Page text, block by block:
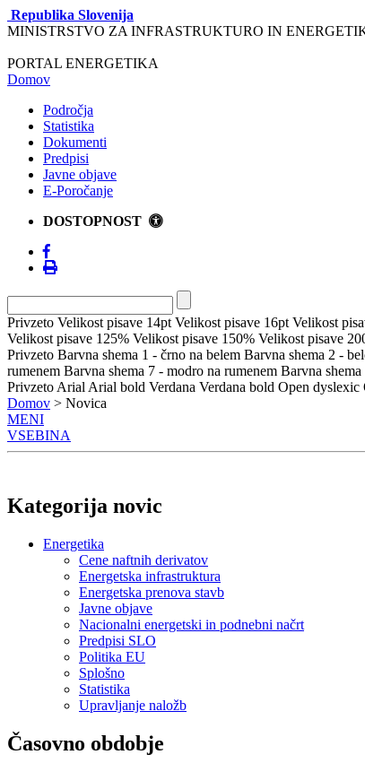
Republika Slovenija
MINISTRSTVO ZA INFRASTRUKTURO IN
PORTAL ENERGETIKA
Domov
Področja
Statistika
Dokumenti
Predpisi
Javne objave
E-Poročanje
DOSTOPNOST
Privzeto Velikost pisave 14pt Velikost pisave 16pt Velikost
Velikost pisave 125% Velikost pisave 150% Velikost pisave
Privzeto Barvna shema 1 - črno na belem Barvna shema 2 -
rumenem Barvna shema 7 - modro na rumenem Barvna
Privzeto Arial Arial bold Verdana Verdana bold Open dyslexic
Domov > Novica
MENI
VSEBINA
Kategorija novic
Energetika
Cene naftnih derivatov
Energetska infrastruktura
Energetska prenova stavb
Javne objave
Nacionalni energetski in podnebni načrt
Predpisi SLO
Politika EU
Splošno
Statistika
Upravljanje naložb
Časovno obdobje